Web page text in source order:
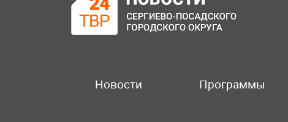
Новости Программы